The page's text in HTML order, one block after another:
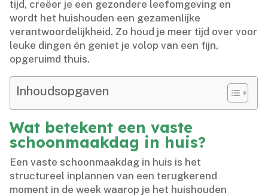
tijd, creëer je een gezondere leefomgeving en
wordt het huishouden een gezamenlijke
verantwoordelijkheid.​ Zo houd je meer tijd over voor
leuke dingen én geniet je volop van een fijn,
opgeruimd thuis.​
Inhoudsopgaven
Wat betekent een vaste
schoonmaakdag in huis?
Een vaste schoonmaakdag in huis is het
structureel inplannen van een terugkerend
moment in de week waarop je het huishouden